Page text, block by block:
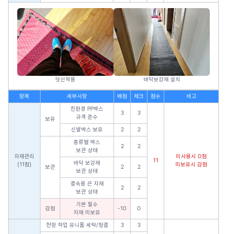
덧신착용 바닥보강재 설치
항목 세부사항 배점 체크 점수 비고
자재관리
(11점)
보유
친환경 PP박스
규격 준수
3 3
11
미사용시 0점
미보유시 감점
신발박스 보유 2 2
보관
종류별 박스
보관 상태
2 2
바닥 보강재
보관 상태
2 2
결속용 끈 자재
보관 상태
2 2
감점
기본 필수
자재 미보유
-10 0
현장 작업 유니폼 세탁/청결 3 3